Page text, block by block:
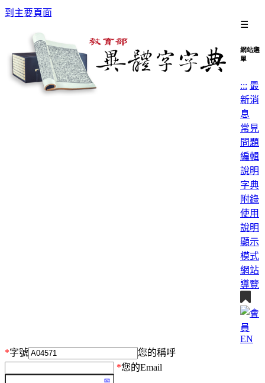
到主要頁面
☰
網站選
單
::: 最
新消
息
常見
問題
編輯
說明
字典
附錄
使用
說明
顯示
模式
網站
導覽
EN
*字號
您的稱呼
*您的Email